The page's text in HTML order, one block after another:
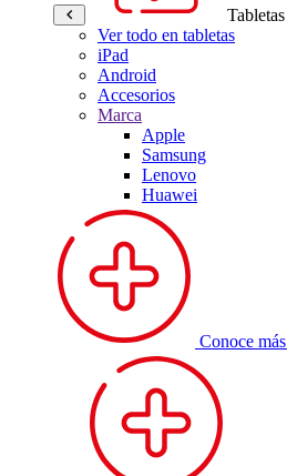
Tabletas
Ver todo en tabletas
iPad
Android
Accesorios
Marca
Apple
Samsung
Lenovo
Huawei
Conoce más